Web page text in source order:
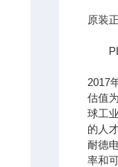
原装
PLC
2017
估值
球工
的人
耐德
率和